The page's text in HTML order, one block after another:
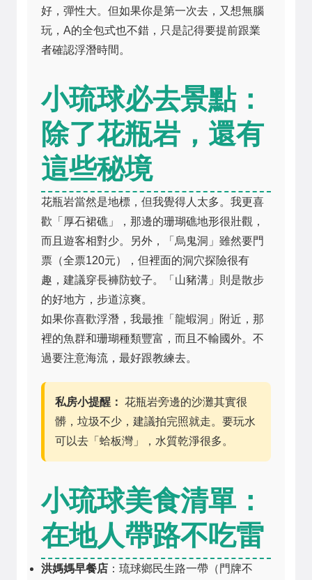
好，彈性大。但如果你是第一次去，又想無腦
玩，A的全包式也不錯，只是記得要提前跟業
者確認浮潛時間。
小琉球必去景點：
除了花瓶岩，還有
這些秘境
花瓶岩當然是地標，但我覺得人太多。我更喜
歡「厚石裙礁」，那邊的珊瑚礁地形很壯觀，
而且遊客相對少。另外，「烏鬼洞」雖然要門
票（全票120元），但裡面的洞穴探險很有
趣，建議穿長褲防蚊子。「山豬溝」則是散步
的好地方，步道涼爽。
如果你喜歡浮潛，我最推「龍蝦洞」附近，那
裡的魚群和珊瑚種類豐富，而且不輸國外。不
過要注意海流，最好跟教練去。
私房小提醒： 花瓶岩旁邊的沙灘其實很
髒，垃圾不少，建議拍完照就走。要玩水
可以去「蛤板灣」，水質乾淨很多。
小琉球美食清單：
在地人帶路不吃雷
洪媽媽早餐店 ：琉球鄉民生路一帶（門牌不